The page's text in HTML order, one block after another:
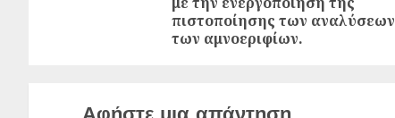
πιστοποίησης των αναλύσεων
των αμνοεριφίων.